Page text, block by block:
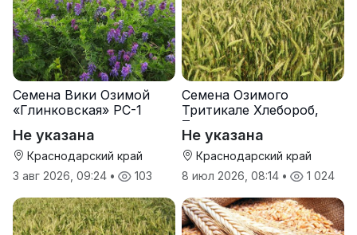
Семена Вики Озимой
«Глинковская» РС-1
Не указана
Краснодарский край
3 авг 2026, 09:24 • 103
Семена Озимого
Тритикале Хлебороб,
Тихон
Не указана
Краснодарский край
8 июл 2026, 08:14 • 1 024